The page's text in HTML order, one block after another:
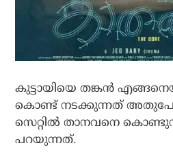
കുട്ടായിയെ തങ്കന്‍
കൊണ്ട് നടക്കുന്നത്
സെറ്റില്‍ താനവനെ
പറയുന്നത്.